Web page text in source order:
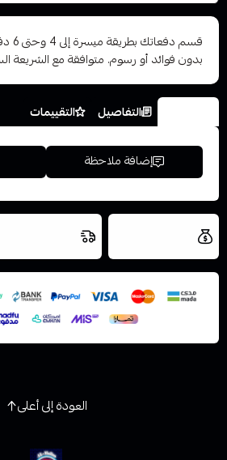
قسم
بدون فوائد أو رسوم. متوافقة مع الشريعة
التفاصيل التقييمات
إضافة ملاحظة
اسحب و افلت الملف
استعراض
العودة إلى أعلى